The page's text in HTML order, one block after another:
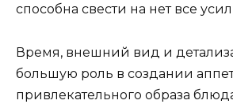
способна свести на нет все
Время, внешний вид и
большую роль в создании
привлекательного образа